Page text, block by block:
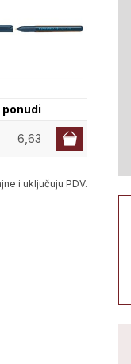
ponudi
6,63
i uključuju PDV.